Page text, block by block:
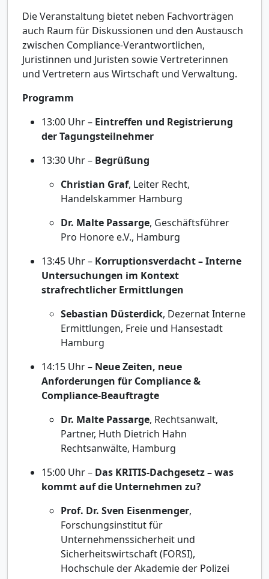
Die Veranstaltung bietet neben Fachvorträgen
auch Raum für Diskussionen und den Austausch
zwischen Compliance-Verantwortlichen,
Juristinnen und Juristen sowie Vertreterinnen
und Vertretern aus Wirtschaft und Verwaltung.
Programm
13:00 Uhr – Eintreffen und Registrierung
der Tagungsteilnehmer
13:30 Uhr – Begrüßung
Christian Graf, Leiter Recht,
Handelskammer Hamburg
Dr. Malte Passarge, Geschäftsführer
Pro Honore e.V., Hamburg
13:45 Uhr – Korruptionsverdacht – Interne
Untersuchungen im Kontext
strafrechtlicher Ermittlungen
Sebastian Düsterdick, Dezernat Interne
Ermittlungen, Freie und Hansestadt
Hamburg
14:15 Uhr – Neue Zeiten, neue
Anforderungen für Compliance &
Compliance-Beauftragte
Dr. Malte Passarge, Rechtsanwalt,
Partner, Huth Dietrich Hahn
Rechtsanwälte, Hamburg
15:00 Uhr – Das KRITIS-Dachgesetz – was
kommt auf die Unternehmen zu?
Prof. Dr. Sven Eisenmenger,
Forschungsinstitut für
Unternehmenssicherheit und
Sicherheitswirtschaft (FORSI),
Hochschule der Akademie der Polizei